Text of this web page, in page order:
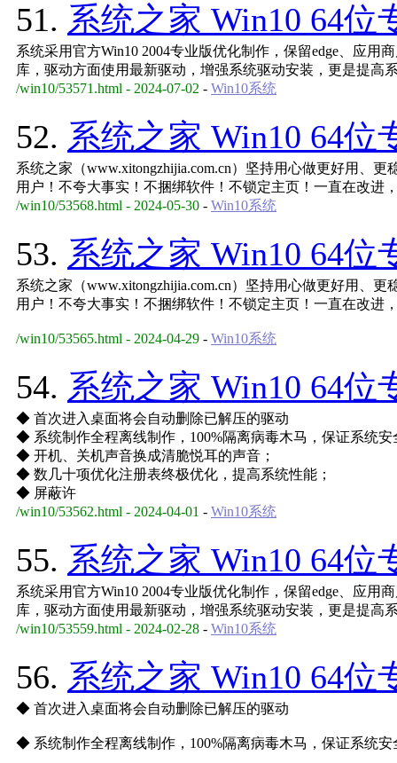
51. 系统之家 Win10 64位
系统采用官方Win10 2004专业版优化制作，保留edge、应用
库，驱动方面使用最新驱动，增强系统驱动安装，更是提高
/win10/53571.html - 2024-07-02 - Win10系统
52. 系统之家 Win10 64位
系统之家（www.xitongzhijia.com.cn）坚持用心做更好用、
用户！不夸大事实！不捆绑软件！不锁定主页！一直在改进
/win10/53568.html - 2024-05-30 - Win10系统
53. 系统之家 Win10 64位
系统之家（www.xitongzhijia.com.cn）坚持用心做更好用、
用户！不夸大事实！不捆绑软件！不锁定主页！一直在改进
/win10/53565.html - 2024-04-29 - Win10系统
54. 系统之家 Win10 64位
◆ 首次进入桌面将会自动删除已解压的驱动
◆ 系统制作全程离线制作，100%隔离病毒木马，保证系统安
◆ 开机、关机声音换成清脆悦耳的声音；
◆ 数几十项优化注册表终极优化，提高系统性能；
◆ 屏蔽许
/win10/53562.html - 2024-04-01 - Win10系统
55. 系统之家 Win10 64位
系统采用官方Win10 2004专业版优化制作，保留edge、应用
库，驱动方面使用最新驱动，增强系统驱动安装，更是提高
/win10/53559.html - 2024-02-28 - Win10系统
56. 系统之家 Win10 64位
◆ 首次进入桌面将会自动删除已解压的驱动
◆ 系统制作全程离线制作，100%隔离病毒木马，保证系统安